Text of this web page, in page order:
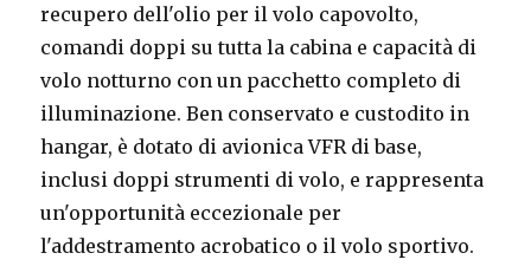
recupero dell'olio per il volo capovolto,
comandi doppi su tutta la cabina e capacità di
volo notturno con un pacchetto completo di
illuminazione. Ben conservato e custodito in
hangar, è dotato di avionica VFR di base,
inclusi doppi strumenti di volo, e rappresenta
un'opportunità eccezionale per
l'addestramento acrobatico o il volo sportivo.